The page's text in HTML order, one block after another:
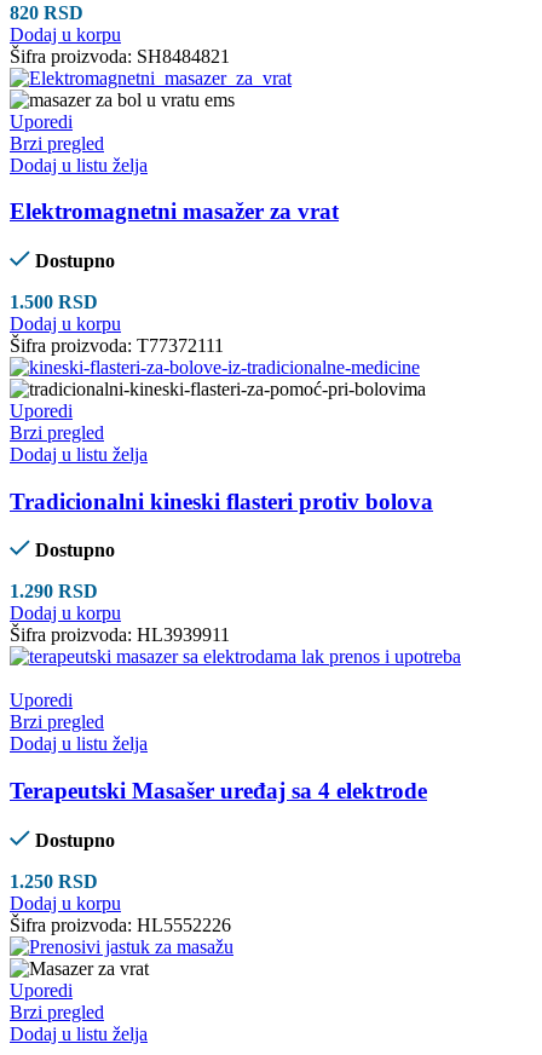
820 RSD
Dodaj u korpu
Šifra proizvoda: SH8484821
Uporedi
Brzi pregled
Dodaj u listu želja
Elektromagnetni masažer za vrat
Dostupno
1.500 RSD
Dodaj u korpu
Šifra proizvoda: T77372111
Uporedi
Brzi pregled
Dodaj u listu želja
Tradicionalni kineski flasteri protiv bolova
Dostupno
1.290 RSD
Dodaj u korpu
Šifra proizvoda: HL3939911
Uporedi
Brzi pregled
Dodaj u listu želja
Terapeutski Masašer uređaj sa 4 elektrode
Dostupno
1.250 RSD
Dodaj u korpu
Šifra proizvoda: HL5552226
Uporedi
Brzi pregled
Dodaj u listu želja